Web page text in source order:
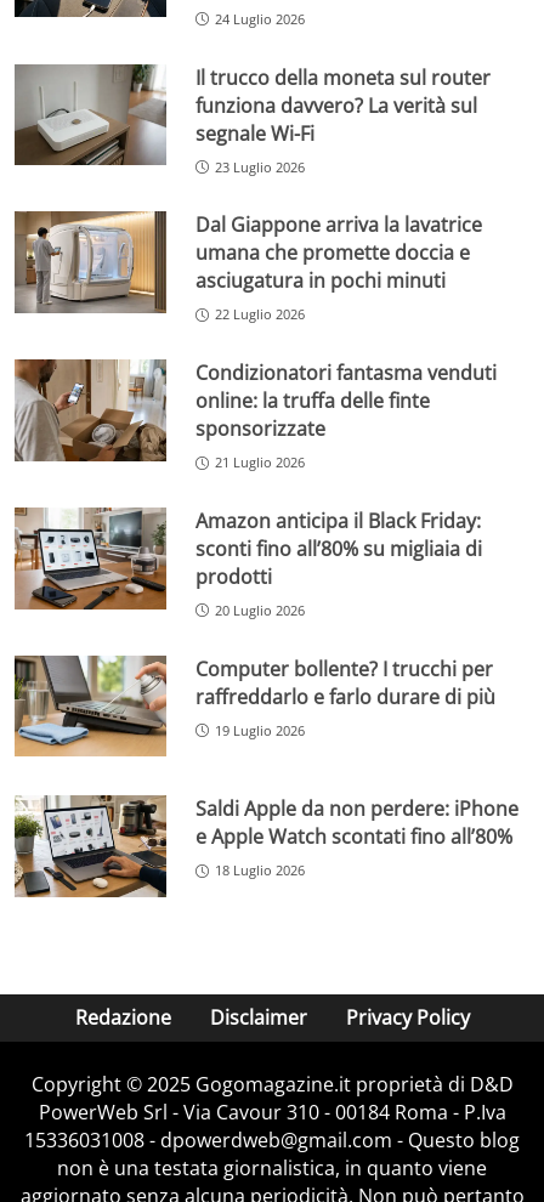
24 Luglio 2026
Il trucco della moneta sul router
funziona davvero? La verità sul
segnale Wi-Fi
23 Luglio 2026
Dal Giappone arriva la lavatrice
umana che promette doccia e
asciugatura in pochi minuti
22 Luglio 2026
Condizionatori fantasma venduti
online: la truffa delle finte
sponsorizzate
21 Luglio 2026
Amazon anticipa il Black Friday:
sconti fino all’80% su migliaia di
prodotti
20 Luglio 2026
Computer bollente? I trucchi per
raffreddarlo e farlo durare di più
19 Luglio 2026
Saldi Apple da non perdere: iPhone
e Apple Watch scontati fino all’80%
18 Luglio 2026
Redazione Disclaimer Privacy Policy
Copyright © 2025 Gogomagazine.it proprietà di D&D
PowerWeb Srl - Via Cavour 310 - 00184 Roma - P.Iva
15336031008 - dpowerdweb@gmail.com - Questo blog
non è una testata giornalistica, in quanto viene
aggiornato senza alcuna periodicità. Non può pertanto